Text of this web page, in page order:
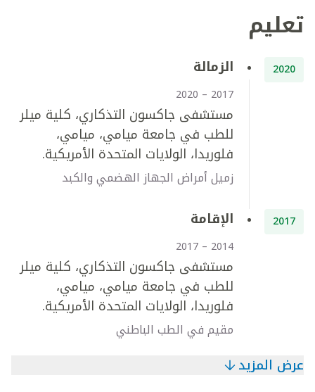
تعليم
2020 الزمالة
2017 – 2020
مستشفى جاكسون التذكاري، كلية ميلر
للطب في جامعة ميامي، ميامي،
فلوريدا، الولايات المتحدة الأمريكية.
زميل أمراض الجهاز الهضمي والكبد
2017 الإقامة
2014 – 2017
مستشفى جاكسون التذكاري، كلية ميلر
للطب في جامعة ميامي، ميامي،
فلوريدا، الولايات المتحدة الأمريكية.
مقيم في الطب الباطني
عرض المزيد